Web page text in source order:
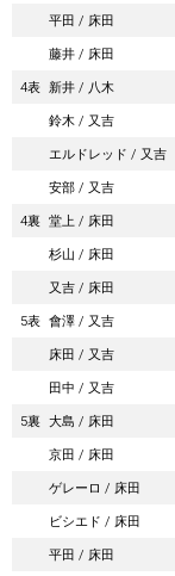
平田 床田
藤井
床田
4表 新井 八木
鈴木
又吉
エルドレッド
又吉
安部
又吉
4裏 堂上 床田
杉山
床田
又吉
床田
5表 會澤 又吉
床田
又吉
田中
又吉
5裏 大島 床田
京田
床田
ゲレーロ
床田
ビシエド
床田
平田
床田